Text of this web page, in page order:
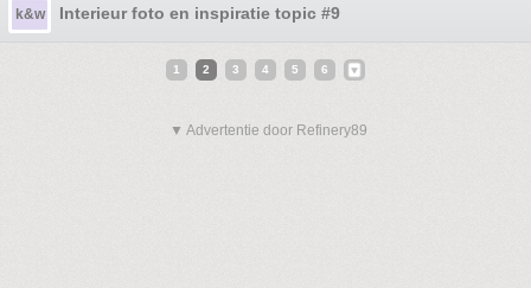
k&w Interieur foto en inspiratie topic #9
1 2 3 4 5 6
▼ Advertentie door Refinery89